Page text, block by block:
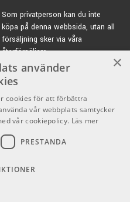
Som privatperson kan du inte
köpa på denna webbsida, utan all
försäljning sker via våra
återförsäljare.
E-post:info@emnordic.se
×
använder
cookies för att förbättra
vår webbplats samtycker
vår cookiepolicy. Läs mer
PRESTANDA